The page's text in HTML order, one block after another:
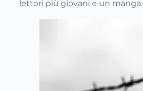
lettori più giovani e un manga.